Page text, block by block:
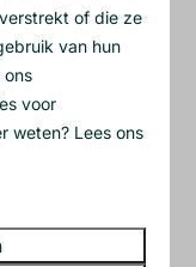
of die ze
van hun
ons
voor
weten? Lees ons